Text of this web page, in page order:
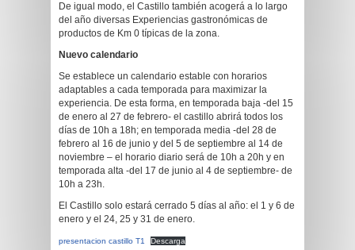
De igual modo, el Castillo también acogerá a lo largo
del año diversas Experiencias gastronómicas de
productos de Km 0 típicas de la zona.
Nuevo calendario
Se establece un calendario estable con horarios
adaptables a cada temporada para maximizar la
experiencia. De esta forma, en temporada baja -del 15
de enero al 27 de febrero- el castillo abrirá todos los
días de 10h a 18h; en temporada media -del 28 de
febrero al 16 de junio y del 5 de septiembre al 14 de
noviembre – el horario diario será de 10h a 20h y en
temporada alta -del 17 de junio al 4 de septiembre- de
10h a 23h.
El Castillo solo estará cerrado 5 días al año: el 1 y 6 de
enero y el 24, 25 y 31 de enero.
presentacion castillo T1 Descarga